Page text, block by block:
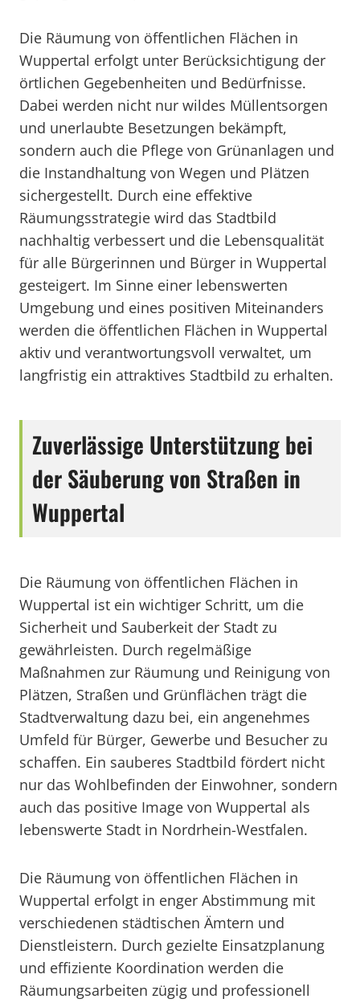
Die Räumung von öffentlichen Flächen in
Wuppertal erfolgt unter Berücksichtigung der
örtlichen Gegebenheiten und Bedürfnisse.
Dabei werden nicht nur wildes Müllentsorgen
und unerlaubte Besetzungen bekämpft,
sondern auch die Pflege von Grünanlagen und
die Instandhaltung von Wegen und Plätzen
sichergestellt. Durch eine effektive
Räumungsstrategie wird das Stadtbild
nachhaltig verbessert und die Lebensqualität
für alle Bürgerinnen und Bürger in Wuppertal
gesteigert. Im Sinne einer lebenswerten
Umgebung und eines positiven Miteinanders
werden die öffentlichen Flächen in Wuppertal
aktiv und verantwortungsvoll verwaltet, um
langfristig ein attraktives Stadtbild zu erhalten.
Zuverlässige Unterstützung bei
der Säuberung von Straßen in
Wuppertal
Die Räumung von öffentlichen Flächen in
Wuppertal ist ein wichtiger Schritt, um die
Sicherheit und Sauberkeit der Stadt zu
gewährleisten. Durch regelmäßige
Maßnahmen zur Räumung und Reinigung von
Plätzen, Straßen und Grünflächen trägt die
Stadtverwaltung dazu bei, ein angenehmes
Umfeld für Bürger, Gewerbe und Besucher zu
schaffen. Ein sauberes Stadtbild fördert nicht
nur das Wohlbefinden der Einwohner, sondern
auch das positive Image von Wuppertal als
lebenswerte Stadt in Nordrhein-Westfalen.
Die Räumung von öffentlichen Flächen in
Wuppertal erfolgt in enger Abstimmung mit
verschiedenen städtischen Ämtern und
Dienstleistern. Durch gezielte Einsatzplanung
und effiziente Koordination werden die
Räumungsarbeiten zügig und professionell